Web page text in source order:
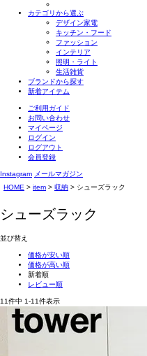
カテゴリから選ぶ
デザイン家電
キッチン・フード
ファッション
インテリア
照明・ライト
生活雑貨
ブランドから探す
新着アイテム
ご利用ガイド
お問い合わせ
マイページ
ログイン
ログアウト
会員登録
Instagram メールマガジン
HOME
item 収納 シューズラック
シューズラック
並び替え
価格が安い順
価格が高い順
新着順
レビュー順
11件中 1-11件表示